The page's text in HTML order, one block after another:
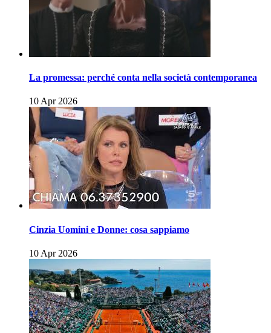
La promessa: perché conta nella società contemporanea
10 Apr 2026
Cinzia Uomini e Donne: cosa sappiamo
10 Apr 2026